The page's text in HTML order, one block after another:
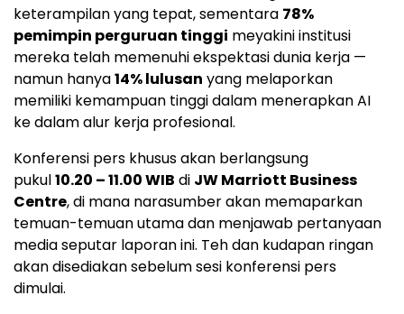
keterampilan yang tepat, sementara 78%
pemimpin perguruan tinggi meyakini institusi
mereka telah memenuhi ekspektasi dunia kerja —
namun hanya14% lulusan yang melaporkan
memiliki kemampuan tinggi dalam menerapkan AI
ke dalam alur kerja profesional.
Konferensi pers khusus akan berlangsung
pukul10.20 – 11.00 WIB di JW Marriott Business
Centre, di mana narasumber akan memaparkan
temuan-temuan utama dan menjawab pertanyaan
media seputar laporan ini. Teh dan kudapan ringan
akan disediakan sebelum sesi konferensi pers
dimulai.